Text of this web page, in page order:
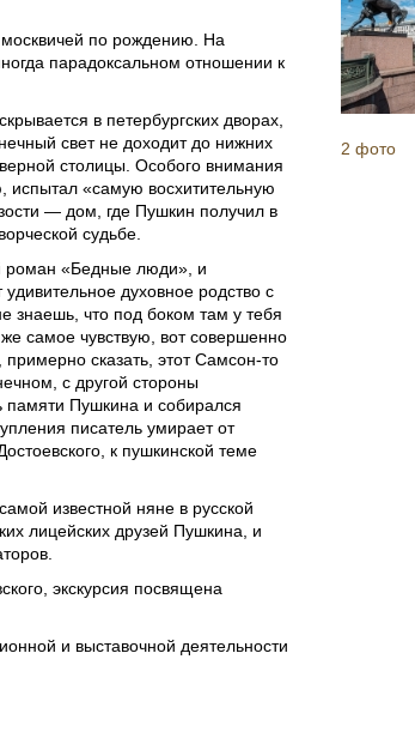
по рождению. На
парадоксальном отношении к
в петербургских дворах,
свет не доходит до нижних
столицы. Особого внимания
испытал «самую восхитительную
— дом, где Пушкин получил в
судьбе.
роман «Бедные люди», и
духовное родство с
знаешь, что под боком там у тебя
самое чувствую, вот совершенно
сказать, этот Самсон-то
с другой стороны
памяти Пушкина и собирался
писатель умирает от
к пушкинской теме
известной няне в русской
лицейских друзей Пушкина, и
экскурсия посвящена
и выставочной деятельности
2 фото